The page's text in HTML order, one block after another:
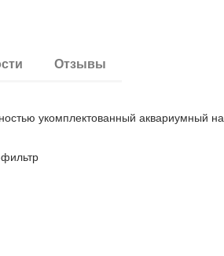
Отзывы
укомплектованный аквариумный